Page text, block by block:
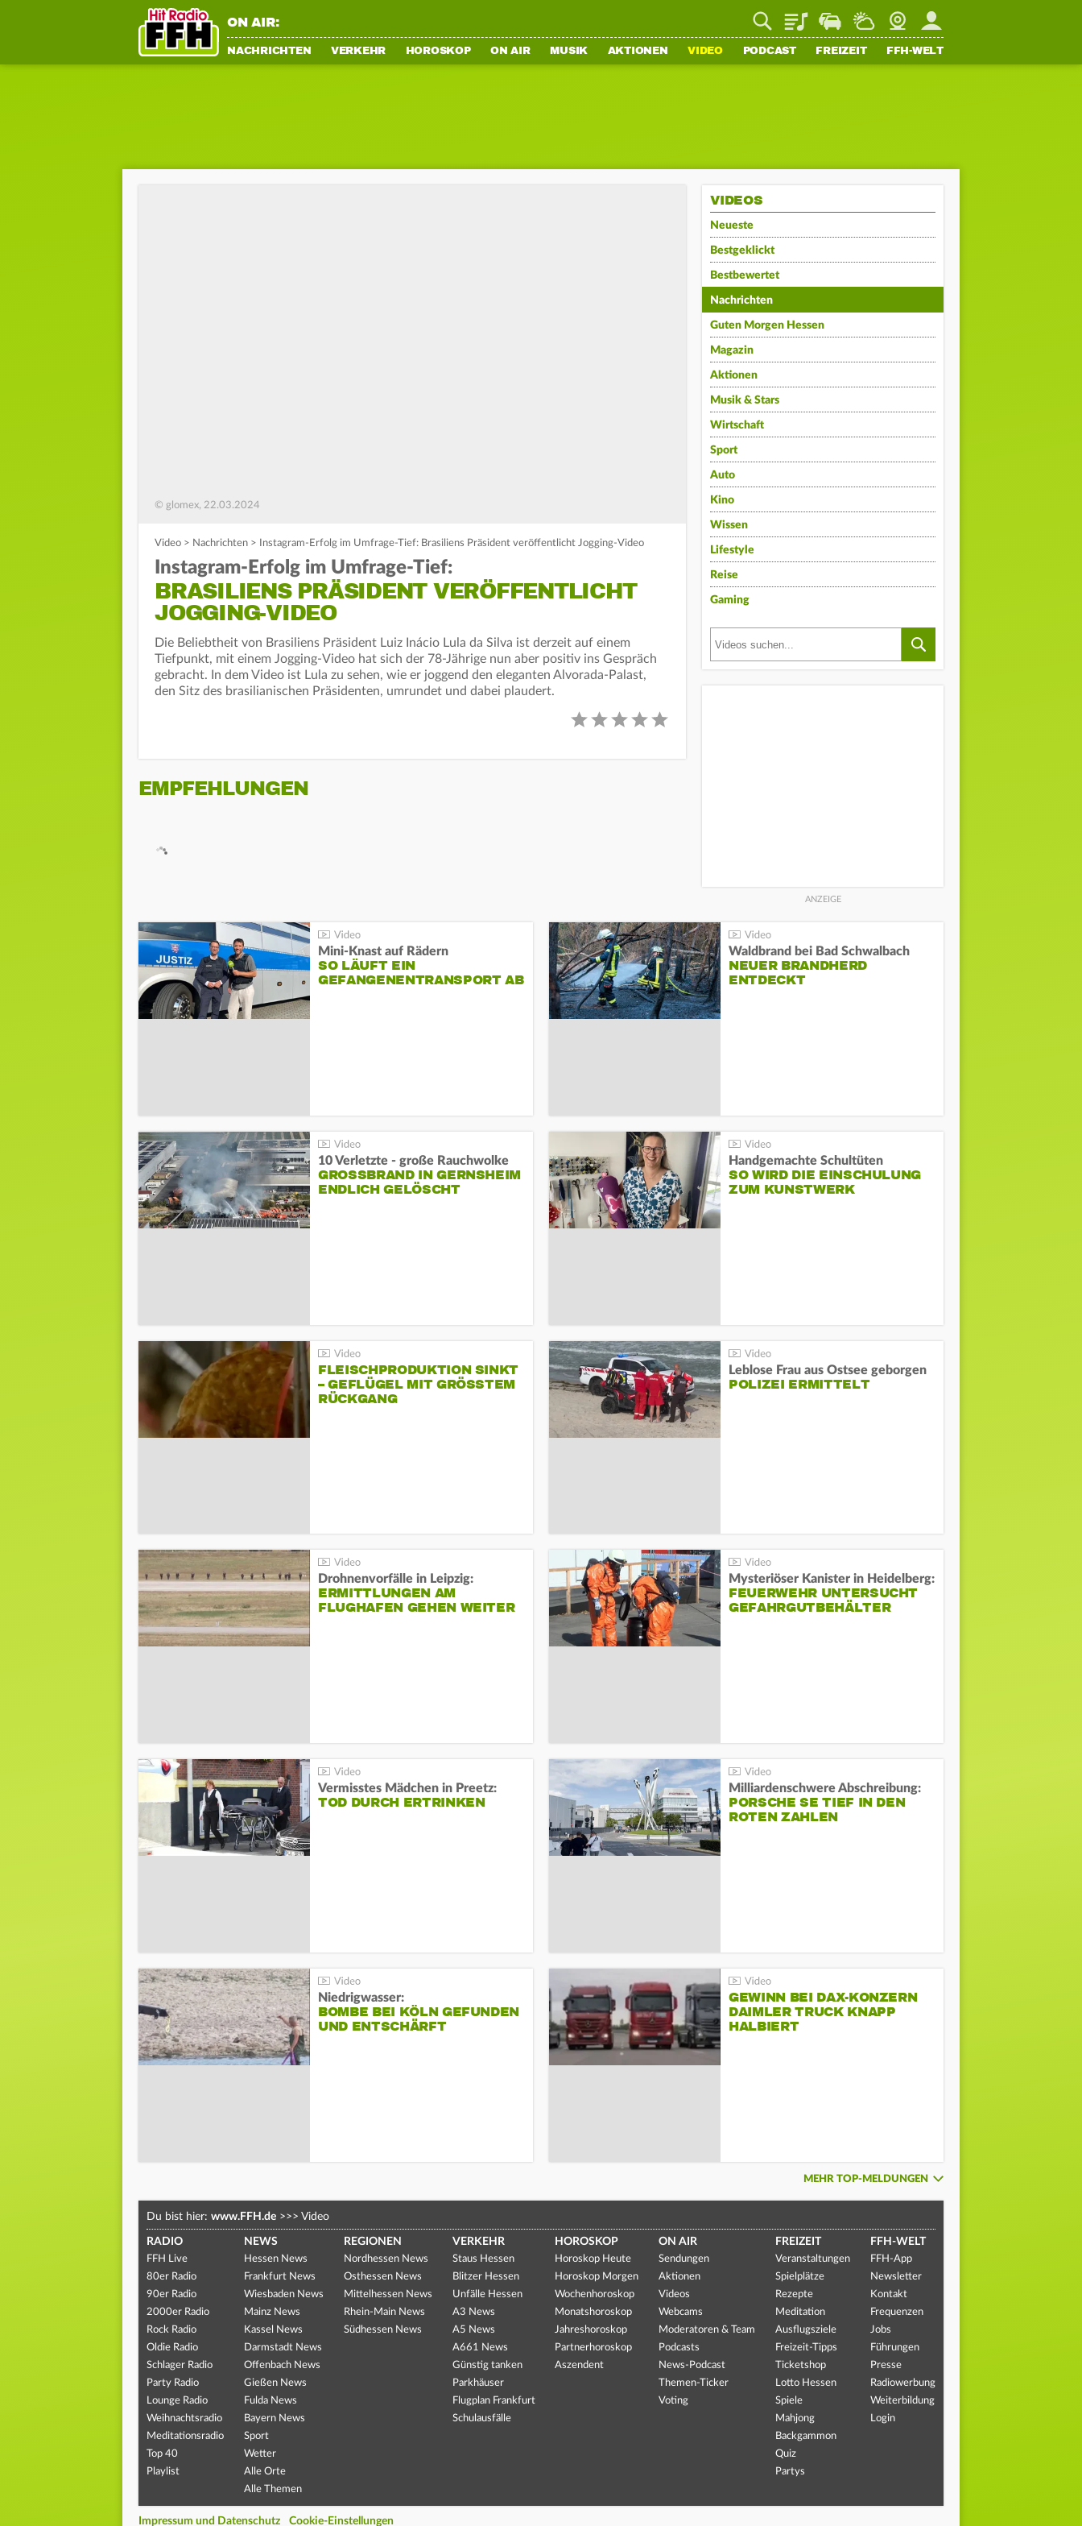
ON AIR: PlaylistStaupilotWetterWebcamMein FFH
NACHRICHTEN VERKEHR HOROSKOP ON AIR MUSIK AKTIONEN VIDEO PODCAST FREIZEIT FFH-WELT
© glomex, 22.03.2024
Video > Nachrichten > Instagram-Erfolg im Umfrage-Tief: Brasiliens Präsident veröffentlicht Jogging-Video
Instagram-Erfolg im Umfrage-Tief:
BRASILIENS PRÄSIDENT VERÖFFENTLICHT
JOGGING-VIDEO
Die Beliebtheit von Brasiliens Präsident Luiz Inácio Lula da Silva ist derzeit auf einem
Tiefpunkt, mit einem Jogging-Video hat sich der 78-Jährige nun aber positiv ins Gespräch
gebracht. In dem Video ist Lula zu sehen, wie er joggend den eleganten Alvorada-Palast,
den Sitz des brasilianischen Präsidenten, umrundet und dabei plaudert.
EMPFEHLUNGEN
VIDEOS
Neueste
Bestgeklickt
Bestbewertet
Nachrichten
Guten Morgen Hessen
Magazin
Aktionen
Musik & Stars
Wirtschaft
Sport
Auto
Kino
Wissen
Lifestyle
Reise
Gaming
Mini-Knast auf Rädern
SO LÄUFT EIN
GEFANGENENTRANSPORT AB
Waldbrand bei Bad Schwalbach
NEUER BRANDHERD
ENTDECKT
10 Verletzte - große Rauchwolke
GROSSBRAND IN GERNSHEIM E
NDLICH GELÖSCHT
Handgemachte Schultüten
SO WIRD DIE EINSCHULUNG
ZUM KUNSTWERK
FLEISCHPRODUKTION SINKT
– GEFLÜGEL MIT GRÖSSTEM R
ÜCKGANG
Leblose Frau aus Ostsee geborgen
POLIZEI ERMITTELT
Drohnenvorfälle in Leipzig:
ERMITTLUNGEN AM
FLUGHAFEN GEHEN WEITER
Mysteriöser Kanister in Heidelberg:
FEUERWEHR UNTERSUCHT
GEFAHRGUTBEHÄLTER
Vermisstes Mädchen in Preetz:
TOD DURCH ERTRINKEN
Milliardenschwere Abschreibung:
PORSCHE SE TIEF IN DEN
ROTEN ZAHLEN
Niedrigwasser:
BOMBE BEI KÖLN GEFUNDEN
UND ENTSCHÄRFT
GEWINN BEI DAX-KONZERN
DAIMLER TRUCK KNAPP
HALBIERT
MEHR TOP-MELDUNGEN
Du bist hier: www.FFH.de >>> Video
RADIO
FFH Live
80er Radio
90er Radio
2000er Radio
Rock Radio
Oldie Radio
Schlager Radio
Party Radio
Lounge Radio
Weihnachtsradio
Meditationsradio
Top 40
Playlist
NEWS
Hessen News
Frankfurt News
Wiesbaden News
Mainz News
Kassel News
Darmstadt News
Offenbach News
Gießen News
Fulda News
Bayern News
Sport
Wetter
Alle Orte
Alle Themen
REGIONEN
Nordhessen News
Osthessen News
Mittelhessen News
Rhein-Main News
Südhessen News
VERKEHR
Staus Hessen
Blitzer Hessen
Unfälle Hessen
A3 News
A5 News
A661 News
Günstig tanken
Parkhäuser
Flugplan Frankfurt
Schulausfälle
HOROSKOP
Horoskop Heute
Horoskop Morgen
Wochenhoroskop
Monatshoroskop
Jahreshoroskop
Partnerhoroskop
Aszendent
ON AIR
Sendungen
Aktionen
Videos
Webcams
Moderatoren & Team
Podcasts
News-Podcast
Themen-Ticker
Voting
FREIZEIT
Veranstaltungen
Spielplätze
Rezepte
Meditation
Ausflugsziele
Freizeit-Tipps
Ticketshop
Lotto Hessen
Spiele
Mahjong
Backgammon
Quiz
Partys
FFH-WELT
FFH-App
Newsletter
Kontakt
Frequenzen
Jobs
Führungen
Presse
Radiowerbung
Weiterbildung
Login
Impressum und Datenschutz Cookie-Einstellungen